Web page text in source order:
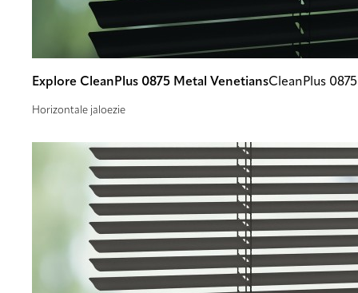
Explore CleanPlus 0875 Metal VenetiansCleanPlus 0875
Horizontale jaloezie